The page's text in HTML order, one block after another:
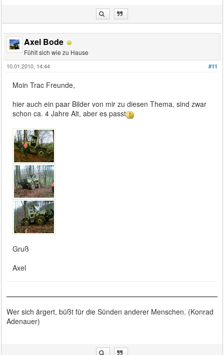
Axel Bode
Fühlt sich wie zu Hause
#11
10.01.2010, 14:44
Moin Trac Freunde,
hier auch ein paar Bilder von mir zu diesen Thema, sind zwar
schon ca. 4 Jahre Alt, aber es passt
Gruß
Axel
Wer sich ärgert, büßt für die Sünden anderer Menschen. (Konrad
Adenauer)